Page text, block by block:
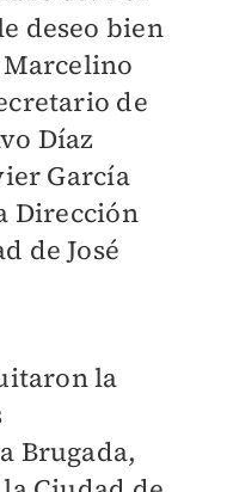
deseo bien
de
Díaz
García
Dirección
de José
la
Brugada,